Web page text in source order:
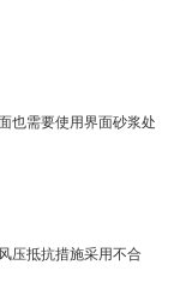
需要使用界面砂浆处
压抵抗措施采用不合